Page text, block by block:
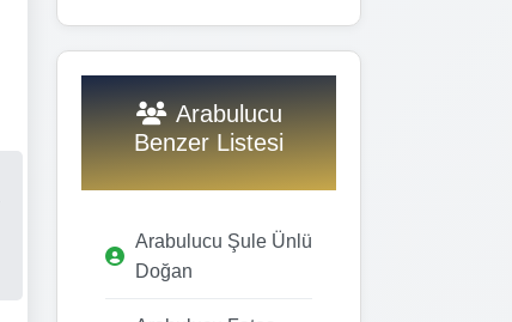
Arabulucu
Benzer Listesi
Arabulucu Şule Ünlü
Doğan